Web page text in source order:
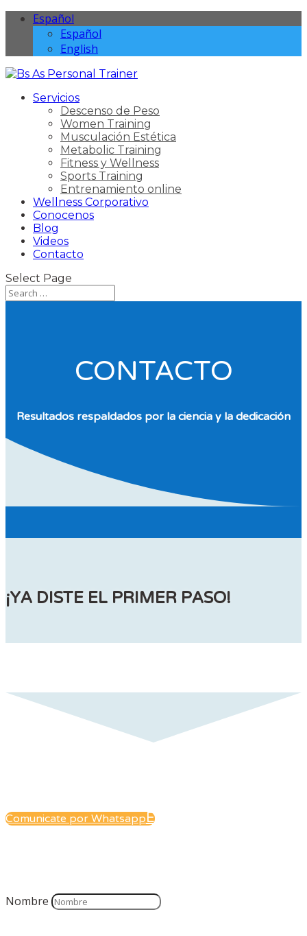
Español
Español
English
Servicios
Descenso de Peso
Women Training
Musculación Estética
Metabolic Training
Fitness y Wellness
Sports Training
Entrenamiento online
Wellness Corporativo
Conocenos
Blog
Videos
Contacto
Select Page
CONTACTO
Resultados respaldados por la ciencia y la dedicación
¡YA DISTE EL PRIMER PASO!
Comunicate por Whatsapp
Nombre